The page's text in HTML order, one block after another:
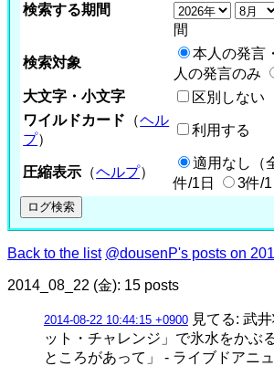
検索する期間
間
検索対象
本人の発言
人の発言のみ
大文字・小文字
区別しない
ワイルドカード （ヘル
プ）
利用する
圧縮表示 （ヘルプ）
適用なし（
件/1日
3件/1
Back to the list @dousenP's posts on
2014_08_22 (金): 15 posts
2014-08-22 10:44:15 +0900 見てる: 武
ット・チャレンジ」で氷水をかぶ
ところがあって」 - ライブドアニ